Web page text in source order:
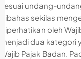
sesuai undang-
dibahas sekilas
diperhatikan oleh
menjadi dua kategori
Wajib Pajak Badan.